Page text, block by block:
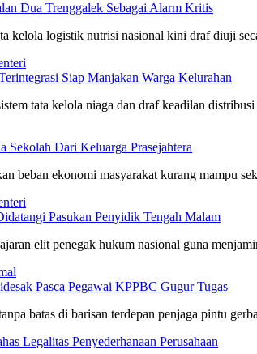
Dua Trenggalek Sebagai Alarm Kritis
kelola logistik nutrisi nasional kini draf diuji
Siap Manjakan Warga Kelurahan
tata kelola niaga dan draf keadilan
Sekolah Dari Keluarga Prasejahtera
beban ekonomi masyarakat kurang mampu
Pasukan Penyidik Tengah Malam
elit penegak hukum nasional guna
Pasca Pegawai KPPBC Gugur Tugas
batas di barisan terdepan penjaga pintu
Legalitas Penyederhanaan Perusahaan